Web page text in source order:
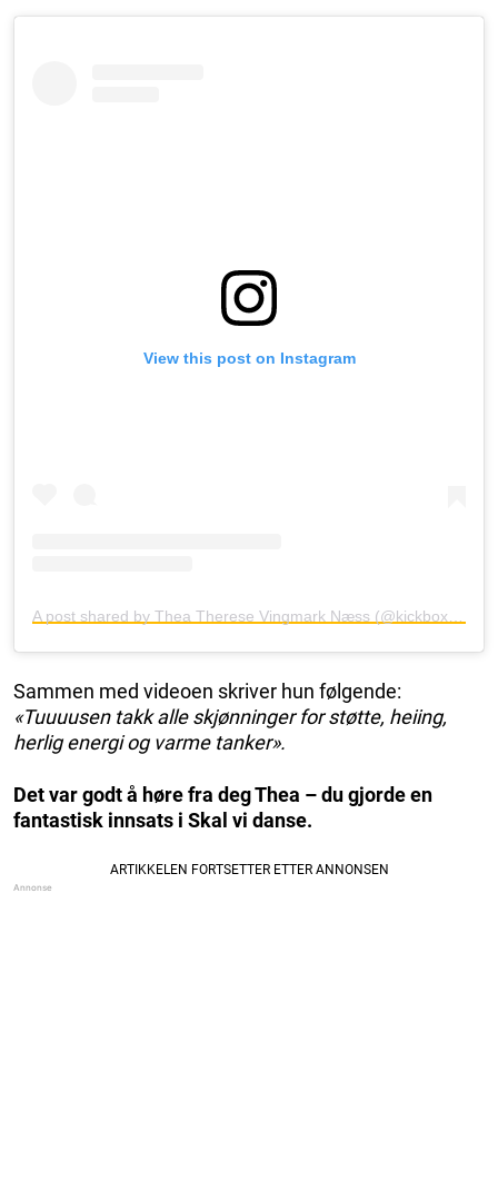
View this post on Instagram
Sammen med videoen skriver hun følgende:
«Tuuuusen takk alle skjønninger for støtte, heiing,
herlig energi og varme tanker».
Det var godt å høre fra deg Thea – du gjorde en
fantastisk innsats i Skal vi danse.